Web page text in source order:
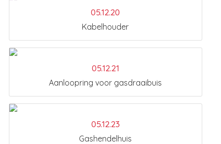
05.12.20
Kabelhouder
05.12.21
Aanloopring voor gasdraaibuis
05.12.23
Gashendelhuis